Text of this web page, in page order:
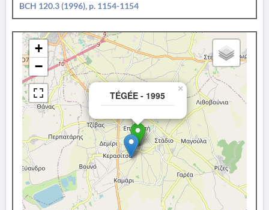
BCH 120.3 (1996), p. 1154-1154
TÉGÉE - 1995
×
+
−